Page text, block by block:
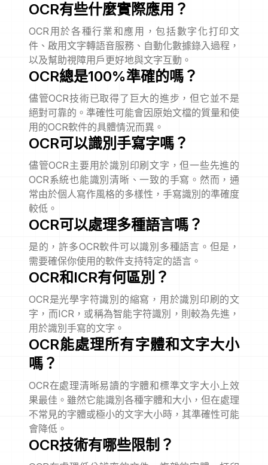
OCR有些什麼實際應用？
OCR用於各種行業和應用，包括數字化打印文
件、啟用文字轉語音服務、自動化數據錄入過程，
以及幫助視障用戶更好地與文字互動。
OCR總是100%準確的嗎？
儘管OCR技術已取得了巨大的進步，但它並不是
絕對可靠的。準確性可能會因原始文檔的質量和使
用的OCR軟件的具體情況而異。
OCR可以識別手寫字嗎？
儘管OCR主要用於識別印刷文字，但一些先進的
OCR系統也能識別清晰、一致的手寫。然而，通
常由於個人寫作風格的多樣性，手寫識別的準確度
較低。
OCR可以處理多種語言嗎？
是的，許多OCR軟件可以識別多種語言。但是，
需要確保你使用的軟件支持特定的語言。
OCR和ICR有何區別？
OCR是光學字符識別的縮寫，用於識別印刷的文
字，而ICR，或稱為智能字符識別，則較為先進，
用於識別手寫的文字。
OCR能處理所有字體和文字大小
嗎？
OCR在處理清晰易讀的字體和標準文字大小上效
果最佳。雖然它能識別各種字體和大小，但在處理
不常見的字體或極小的文字大小時，其準確性可能
會降低。
OCR技術有哪些限制？